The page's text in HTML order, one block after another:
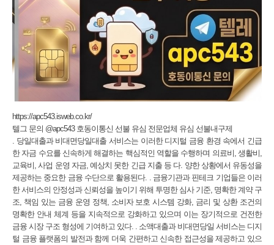
https://apc543.isweb.co.kr/
텔그 문의 @apc543 호동이통신 선불 유심 전문업체 유심 선불내구제
. 당일대출과 비대면당일대출 서비스는 이러한 디지털 금융 환경 속에서 긴급
한 자금 수요를 신속하게 해결하는 핵심적인 역할을 수행하며 의료비, 생활비,
교육비, 사업 운영 자금, 예상치 못한 긴급 지출 등 다. 양한 상황에서 유동성을
제공하는 중요한 금융 수단으로 활용된다. . 금융기관과 핀테크 기업들은 이러
한 서비스의 안정성과 신뢰성을 높이기 위해 투명한 심사 기준, 명확한 계약 구
조, 책임 있는 금융 운영 정책, 소비자 보호 시스템 강화, 금리 및 상환 조건의
명확한 안내 체계 등을 지속적으로 강화하고 있으며 이는 장기적으로 건전한
금융 시장 구조 형성에 기여하고 있다. . 소액대출과 비대면당일 서비스는 디지
털 금융 플랫폼의 발전과 함께 더욱 간편하고 신속한 접근성을 제공하고 있으